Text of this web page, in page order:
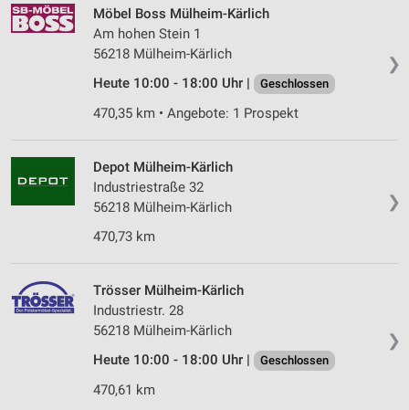
❯
Möbel Boss Mülheim-Kärlich
Am hohen Stein 1
56218 Mülheim-Kärlich
Heute 10:00 - 18:00 Uhr |
Geschlossen
470,35 km • Angebote: 1 Prospekt
❯
Depot Mülheim-Kärlich
Industriestraße 32
56218 Mülheim-Kärlich
470,73 km
❯
Trösser Mülheim-Kärlich
Industriestr. 28
56218 Mülheim-Kärlich
Heute 10:00 - 18:00 Uhr |
Geschlossen
470,61 km